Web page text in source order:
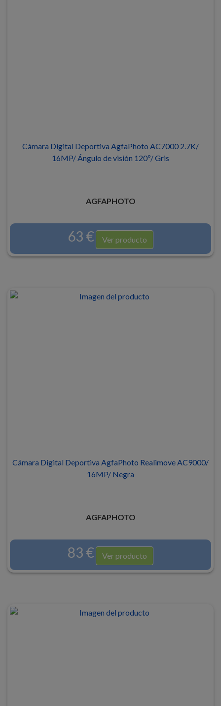
Cámara Digital Deportiva AgfaPhoto AC7000 2.7K/
16MP/ Ángulo de visión 120º/ Gris
AGFAPHOTO
63 € Ver producto
Cámara Digital Deportiva AgfaPhoto Realimove AC9000/
16MP/ Negra
AGFAPHOTO
83 € Ver producto